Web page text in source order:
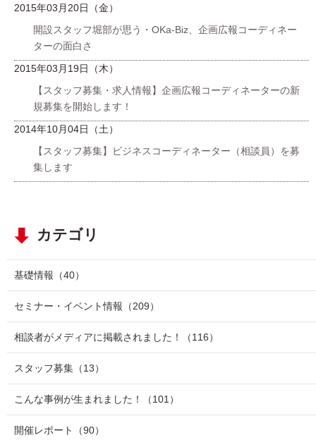
2015年03月20日（金）
開設スタッフ堀部が思う・OKa-Biz、企画広報コーディネー
ターの面白さ
2015年03月19日（木）
【スタッフ募集・求人情報】企画広報コーディネーターの新
規募集を開始します！
2014年10月04日（土）
【スタッフ募集】ビジネスコーディネーター（相談員）を募
集します
カテゴリ
基礎情報 （40）
セミナー・イベント情報 （209）
相談者がメディアに掲載されました！ （116）
スタッフ募集 （13）
こんな事例が生まれました！ （101）
開催レポート （90）